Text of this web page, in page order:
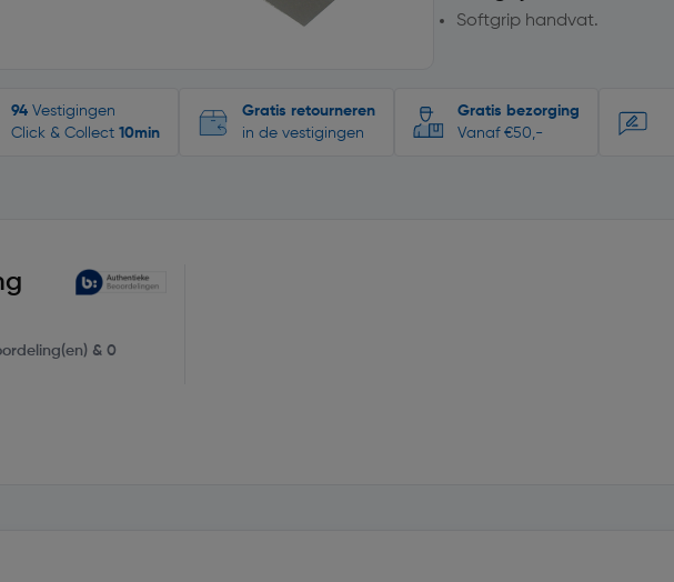
Softgrip handvat.
94 Vestigingen
Click & Collect 10min
Gratis retourneren
in de vestigingen
Gratis bezorging
Vanaf €50,-
& 0